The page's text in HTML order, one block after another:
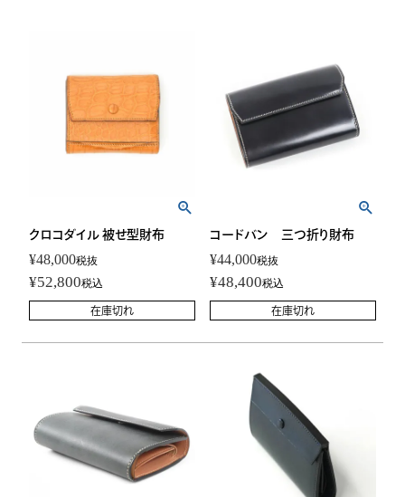
クロコダイル 被せ型財布
¥48,000税抜
¥52,800税込
在庫切れ
コードバン 三つ折り財布
¥44,000税抜
¥48,400税込
在庫切れ